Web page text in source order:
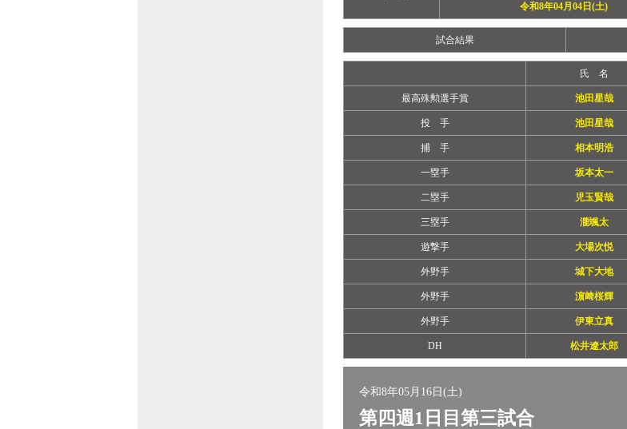
令和8年04月04日(土)
試合結果
氏 名
最高殊勲選手賞 池田星哉
投 手 池田星哉
捕 手 相本明浩
一塁手 坂本太一
二塁手 児玉賢哉
三塁手 瀧颯太
遊撃手 大場次悦
外野手 城下大地
外野手 濵﨑桜輝
外野手 伊東立真
DH 松井遼太郎
令和8年05月16日(土)
第四週1日目第三試合